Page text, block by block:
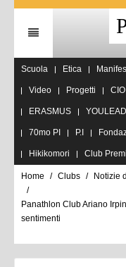
Scuola Etica
Video Progetti CIO
ERASMUS YOULEAD
70mo PI P.I
Hikikomori Club
Home Clubs Notizie
Panathlon Club Ariano
sentimenti